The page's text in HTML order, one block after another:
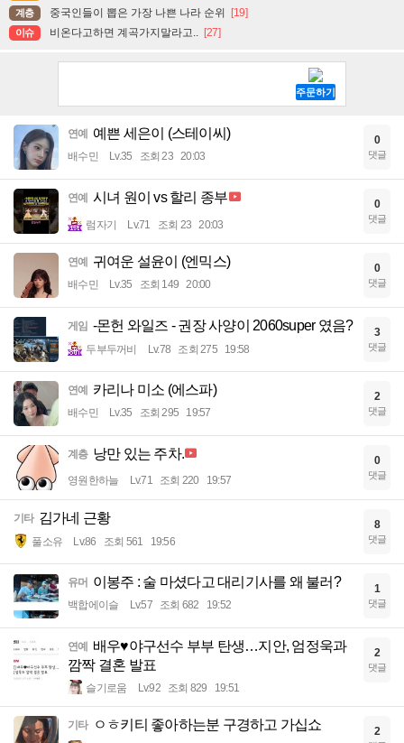
계층 중국인들이 뽑은 가장 나쁜 나라 순위 [19]
이슈 비온다고하면 계곡가지말라고.. [27]
연예 예쁜 세은이 (스테이씨)
배수민 Lv.35 조회 23 20:03
0
댓글
연예 시녀 원이 vs 할리 종부
럼자기 Lv.71 조회 23 20:03
0
댓글
연예 귀여운 설윤이 (엔믹스)
배수민 Lv.35 조회 149 20:00
0
댓글
게임 -몬헌 와일즈 - 권장 사양이 2060super 였음?
두부두꺼비 Lv.78 조회 275 19:58
3
댓글
연예 카리나 미소 (에스파)
배수민 Lv.35 조회 295 19:57
2
댓글
계층 낭만 있는 주차.
영원한하늘 Lv.71 조회 220 19:57
0
댓글
기타 김가네 근황
풀소유 Lv.86 조회 561 19:56
8
댓글
유머 이봉주 : 술 마셨다고 대리기사를 왜 불러?
백합에이슬 Lv.57 조회 682 19:52
1
댓글
연예 배우♥야구선수 부부 탄생…지안, 엄정욱과
깜짝 결혼 발표
슬기로움 Lv.92 조회 829 19:51
2
댓글
기타 ㅇㅎ키티 좋아하는분 구경하고 가십쇼 2